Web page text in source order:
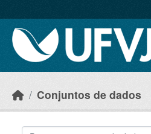
Conjuntos de dados